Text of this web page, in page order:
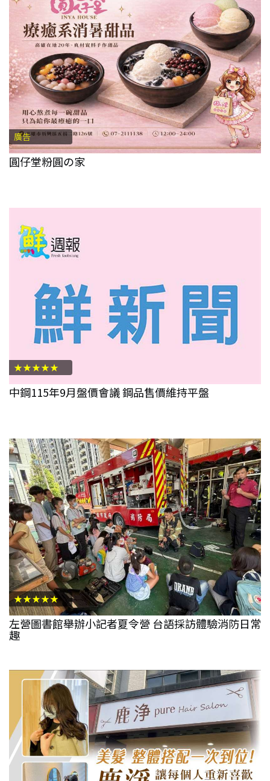
廣告
圓仔堂粉圓の家
★★★★★
中鋼115年9月盤價會議 鋼品售價維持平盤
★★★★★
左營圖書館舉辦小記者夏令營 台語採訪體驗消防日常
趣